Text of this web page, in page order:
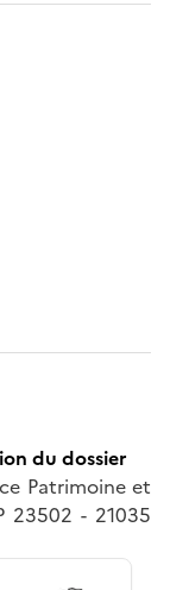
du dossier
Patrimoine et
23502 - 21035